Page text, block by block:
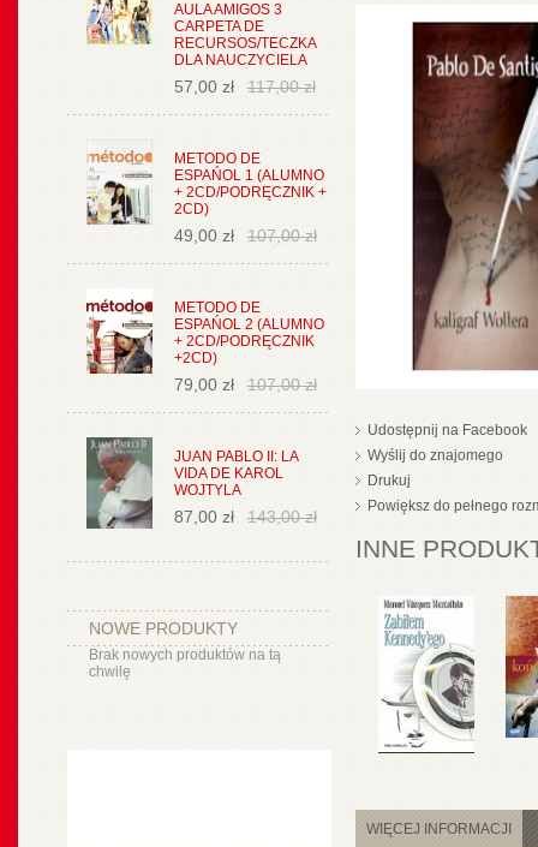
AULA AMIGOS 3
CARPETA DE
RECURSOS/TECZKA
DLA NAUCZYCIELA
57,00 zł 117,00 zł
METODO DE
ESPAŃOL 1 (ALUMNO
+ 2CD/PODRĘCZNIK +
2CD)
49,00 zł 107,00 zł
METODO DE
ESPAŃOL 2 (ALUMNO
+ 2CD/PODRĘCZNIK
+2CD)
79,00 zł 107,00 zł
JUAN PABLO II: LA
VIDA DE KAROL
WOJTYLA
87,00 zł 143,00 zł
NOWE PRODUKTY
Brak nowych produktów na tą
chwilę
Udostępnij na Facebook
Wyślij do znajomego
Drukuj
Powiększ do pełnego
INNE
WIĘCEJ INFORMACJI